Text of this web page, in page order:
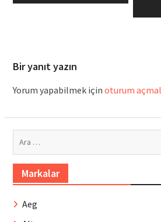
Bir yanıt yazın
Yorum yapabilmek için oturum
Markalar
Aeg